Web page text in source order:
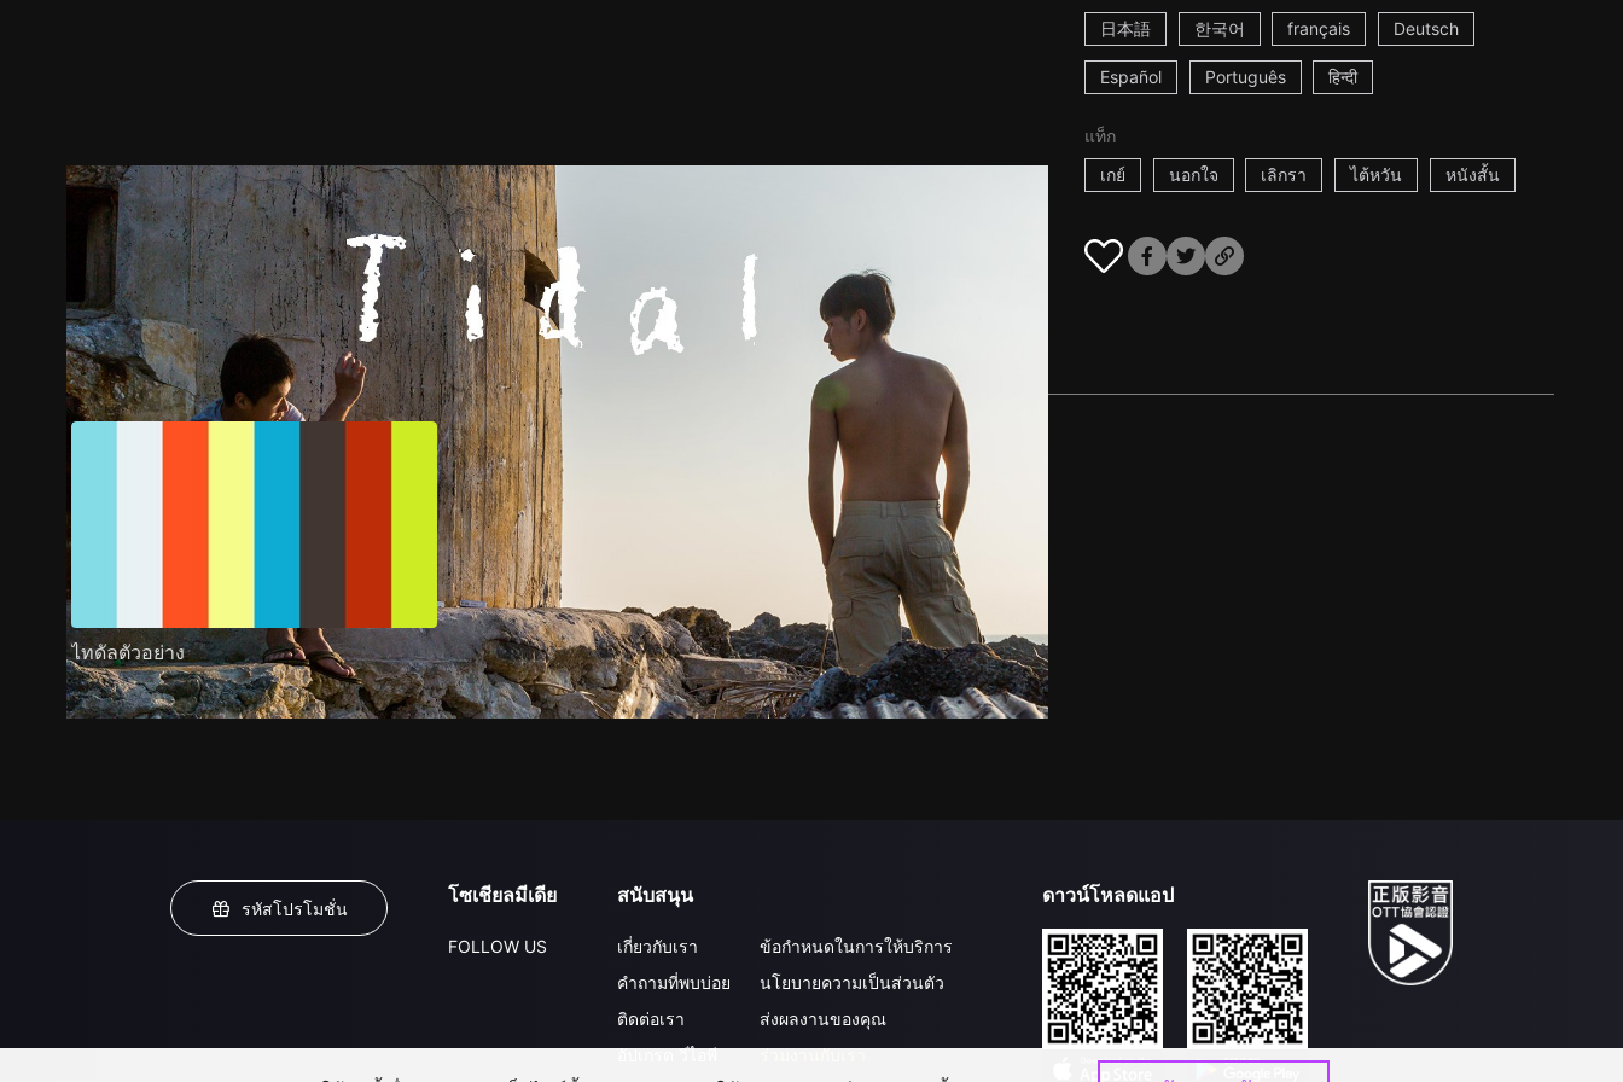
日本語 한국어 français Deutsch
Español Português हिन्दी
แท็ก
เกย์
นอกใจ เลิกรา ไต้หวัน หนังสั้น
ตัวอย่าง ภาพนิ่ง เนื้อหาที่แนะนำ รายละเอียด
ไทดัลตัวอย่าง
รหัสโปรโมชั่น
โซเชียลมีเดีย
FOLLOW US
สนับสนุน
เกี่ยวกับเรา
คำถามที่พบบ่อย
ติดต่อเรา
อัปเกรด วีไอพี
ข้อกำหนดในการให้บริการ
นโยบายความเป็นส่วนตัว
ส่งผลงานของคุณ
ร่วมงานกับเรา
ดาวน์โหลดแอป